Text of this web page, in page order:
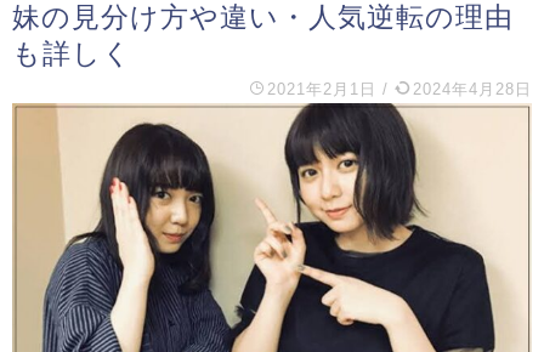
妹の見分け方や違い・人気逆転の理由
も詳しく
2021年2月1日 / 2024年4月28日